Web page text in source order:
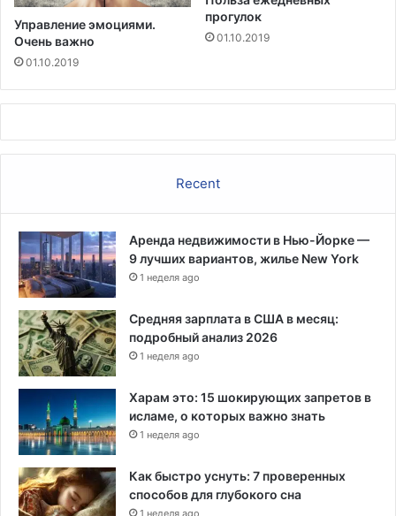
Т
в
Л
с
е
с
е
Управление эмоциями.
Очень важно
01.10.2019
прогулок
01.10.2019
Recent
Аренда недвижимости в Нью-Йорке —
9 лучших вариантов, жилье New York
1 неделя ago
Средняя зарплата в США в месяц:
подробный анализ 2026
1 неделя ago
Харам это: 15 шокирующих запретов в
исламе, о которых важно знать
1 неделя ago
Как быстро уснуть: 7 проверенных
способов для глубокого сна
1 неделя ago